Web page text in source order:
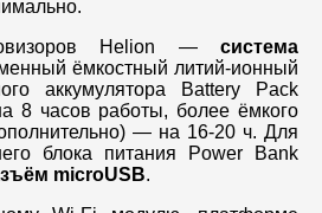
Helion — система
ёмкостный литий-ионный
аккумулятора Battery Pack
8 часов работы, более ёмкого
— на 16-20 ч. Для
блока питания Power Bank
microUSB.